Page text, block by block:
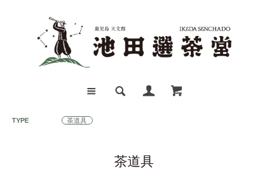
茶道具
茶道具